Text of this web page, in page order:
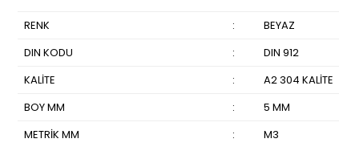
RENK :
BEYAZ
DIN KODU
:
DIN 912
KALİTE
:
A2 304 KALİTE
BOY MM
:
5 MM
METRİK MM
: M3